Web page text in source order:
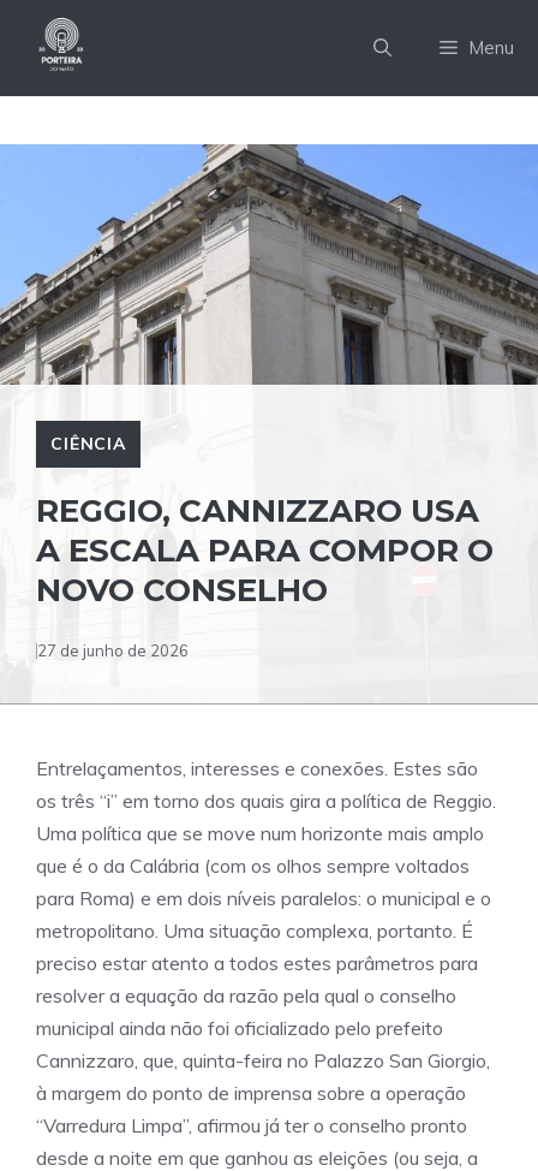
Menu
CIÊNCIA
REGGIO, CANNIZZARO USA
A ESCALA PARA COMPOR O
NOVO CONSELHO
27 de junho de 2026
Entrelaçamentos, interesses e conexões. Estes são
os três “i” em torno dos quais gira a política de Reggio.
Uma política que se move num horizonte mais amplo
que é o da Calábria (com os olhos sempre voltados
para Roma) e em dois níveis paralelos: o municipal e o
metropolitano. Uma situação complexa, portanto. É
preciso estar atento a todos estes parâmetros para
resolver a equação da razão pela qual o conselho
municipal ainda não foi oficializado pelo prefeito
Cannizzaro, que, quinta-feira no Palazzo San Giorgio,
à margem do ponto de imprensa sobre a operação
“Varredura Limpa”, afirmou já ter o conselho pronto
desde a noite em que ganhou as eleições (ou seja, a